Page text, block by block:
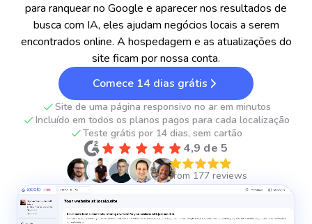
para ranquear no Google e aparecer nos resultados de
busca com IA, eles ajudam negócios locais a serem
encontrados online. A hospedagem e as atualizações do
site ficam por nossa conta.
Comece 14 dias grátis
Site de uma página responsivo no ar em minutos
Incluído em todos os planos pagos para cada localização
Teste grátis por 14 dias, sem cartão
4,9 de 5